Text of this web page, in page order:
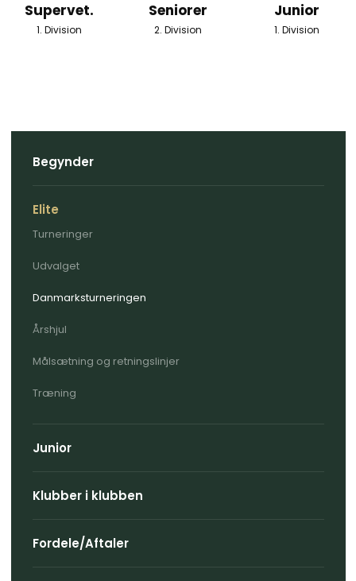
Supervet.
1. Division
Seniorer
2. Division
Junior
1. Division
Begynder
Elite
Turneringer
Udvalget
Danmarksturneringen
Årshjul
Målsætning og retningslinjer
Træning
Junior
Klubber i klubben
Fordele/Aftaler